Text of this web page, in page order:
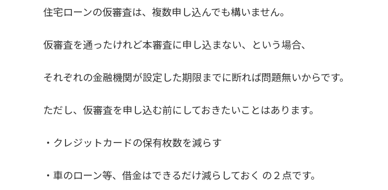
住宅ローンの仮審査は、複数申し込んでも構いません。
仮審査を通ったけれど本審査に申し込まない、という場合、
それぞれの金融機関が設定した期限までに断れば問題無いからです。
ただし、仮審査を申し込む前にしておきたいことはあります。
・クレジットカードの保有枚数を減らす
・車のローン等、借金はできるだけ減らしておく の２点です。